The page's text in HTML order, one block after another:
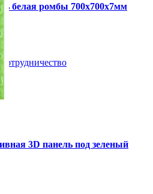
белая ромбы 700x700x7мм
Сотрудничество
3D панель под зеленый